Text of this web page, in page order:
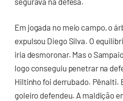
Em jogada no meio campo, o
expulsou Diego Silva. O
iria desmoronar. Mas o
logo conseguiu penetrar na
Hiltinho foi derrubado. Pênalti.
goleiro defendeu. A maldição